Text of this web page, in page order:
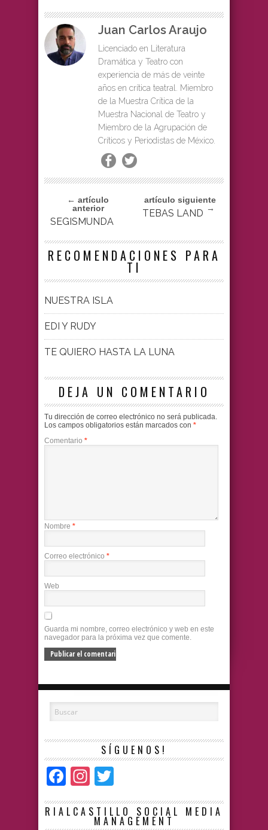
Juan Carlos Araujo
Licenciado en Literatura
Dramática y Teatro con
experiencia de más de veinte
años en crítica teatral. Miembro
de la Muestra Crítica de la
Muestra Nacional de Teatro y
Miembro de la Agrupación de
Críticos y Periodistas de México.
← artículo
anterior
SEGISMUNDA
artículo siguiente
→
TEBAS LAND
RECOMENDACIONES PARA
TI
NUESTRA ISLA
EDI Y RUDY
TE QUIERO HASTA LA LUNA
DEJA UN COMENTARIO
Tu dirección de correo electrónico no será publicada.
Los campos obligatorios están marcados con *
Comentario *
Nombre *
Correo electrónico *
Web
Guarda mi nombre, correo electrónico y web en este
navegador para la próxima vez que comente.
SÍGUENOS!
Facebook
Instagram
RIALCASTILLO SOCIAL MEDIA
MANAGEMENT